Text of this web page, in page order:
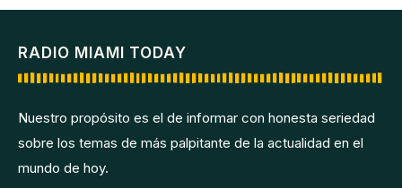
RADIO MIAMI TODAY
Nuestro propósito es el de informar con honesta seriedad
sobre los temas de más palpitante de la actualidad en el
mundo de hoy.